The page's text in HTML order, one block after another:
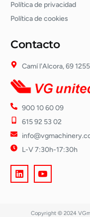
Política de privacidad
Política de cookies
Contacto
Camí l'Alcora, 69
900 10 60 09
615 92 53 02
L-V 7:30h-17:30h
Copyright © 2024